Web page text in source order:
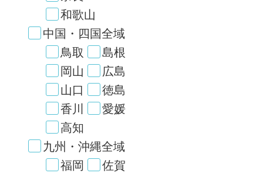
和歌山
中国・四国全域
鳥取
島根
岡山
広島
山口
徳島
香川
愛媛
高知
九州・沖縄全域
福岡
佐賀